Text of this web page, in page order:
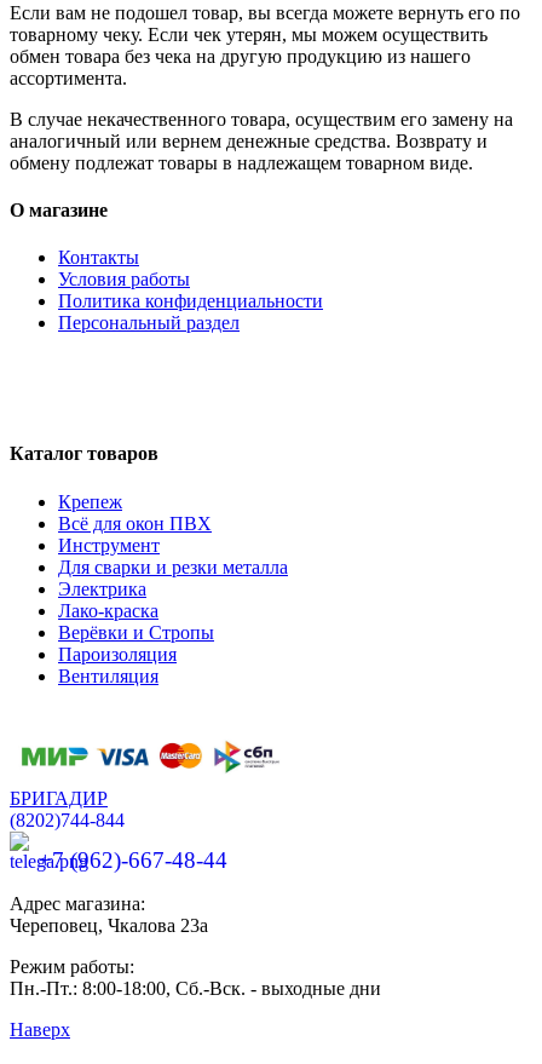
Если вам не подошел товар, вы всегда можете вернуть его по
товарному чеку. Если чек утерян, мы можем осуществить
обмен товара без чека на другую продукцию из нашего
ассортимента.
В случае некачественного товара, осуществим его замену на
аналогичный или вернем денежные средства. Возврату и
обмену подлежат товары в надлежащем товарном виде.
О магазине
Контакты
Условия работы
Политика конфиденциальности
Персональный раздел
Каталог товаров
Крепеж
Всё для окон ПВХ
Инструмент
Для сварки и резки металла
Электрика
Лако-краска
Верёвки и Стропы
Пароизоляция
Вентиляция
БРИГАДИР
(8202)744-844
+7 (962)-667-48-44
Адрес магазина:
Череповец, Чкалова 23а
Режим работы:
Пн.-Пт.: 8:00-18:00, Сб.-Вск. - выходные дни
Наверх